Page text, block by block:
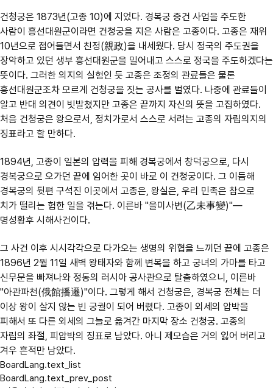
건청궁은 1873년(고종 10)에 지었다. 경복궁 중건 사업을 주도한
사람이 흥선대원군이라면 건청궁을 지은 사람은 고종이다. 고종은 재위
10년으로 접어들면서 친정(親政)을 내세웠다. 당시 정국의 주도권을
장악하고 있던 생부 흥선대원군을 밀어내고 스스로 정국을 주도하겠다는
뜻이다. 그러한 의지의 실험인 듯 고종은 조정의 관료들은 물론
흥선대원군조차 모르게 건청궁을 짓는 공사를 벌였다. 나중에 관료들이
알고 반대 의견이 빗발쳤지만 고종은 끝까지 자신의 뜻을 고집하였다.
처음 건청궁은 왕으로서, 정치가로서 스스로 서려는 고종의 자립의지의
징표라고 할 만하다.
1894년, 고종이 일본의 압력을 피해 경복궁에서 창덕궁으로, 다시
경복궁으로 오가던 끝에 임어한 곳이 바로 이 건청궁이다. 그 이듬해
경복궁의 뒷편 구석진 이곳에서 고종은, 왕실은, 우리 민족은 참으로
치가 떨리는 험한 일을 겪는다. 이른바 "을미사변(乙未事變)"―
명성황후 시해사건이다.
그 사건 이후 시시각각으로 다가오는 생명의 위협을 느끼던 끝에 고종은
1896년 2월 11일 새벽 왕태자와 함께 변복을 하고 궁녀의 가마를 타고
신무문을 빠져나와 정동의 러시아 공사관으로 탈출하였으니, 이른바
"아관파천(俄館播遷)"이다. 그렇게 해서 건청궁은, 경복궁 전체는 더
이상 왕이 살지 않는 빈 궁궐이 되어 버렸다. 고종이 외세의 압박을
피해서 또 다른 외세의 그늘로 옮겨간 마지막 장소 건청궁. 고종의
자립의 좌절, 피압박의 징표로 남았다. 아니 제모습은 거의 잃어 버리고
겨우 흔적만 남았다.
BoardLang.text_list
BoardLang.text_prev_post